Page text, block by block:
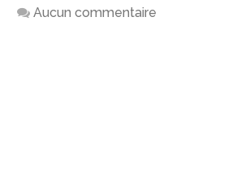
Aucun commentaire